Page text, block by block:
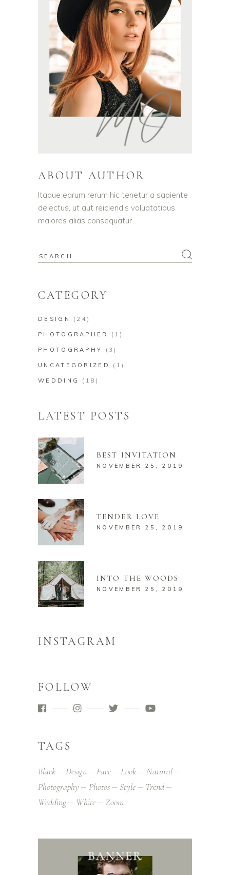
ABOUT AUTHOR
Itaque earum rerum hic tenetur a sapiente
delectus, ut aut reiciendis voluptatibus
maiores alias consequatur
Search
CATEGORY
DESIGN (24)
PHOTOGRAPHER (1)
PHOTOGRAPHY (3)
UNCATEGORIZED (1)
WEDDING (18)
LATEST POSTS
BEST INVITATION
NOVEMBER 25, 2019
TENDER LOVE
NOVEMBER 25, 2019
INTO THE WOODS
NOVEMBER 25, 2019
INSTAGRAM
FOLLOW
TAGS
Black Design Face Look
Natural
Photography
Photos Style
Trend
Wedding
White Zoom